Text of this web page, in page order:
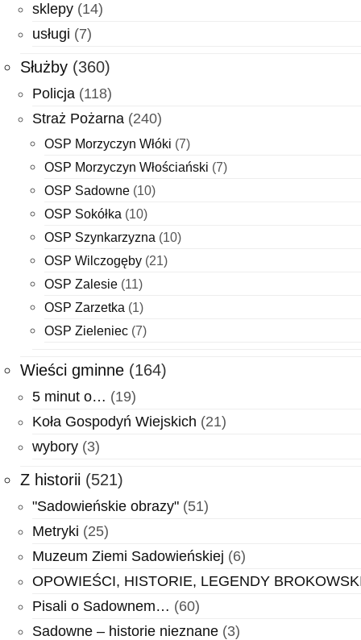
sklepy (14)
usługi (7)
Służby (360)
Policja (118)
Straż Pożarna (240)
OSP Morzyczyn Włóki (7)
OSP Morzyczyn Włościański (7)
OSP Sadowne (10)
OSP Sokółka (10)
OSP Szynkarzyzna (10)
OSP Wilczogęby (21)
OSP Zalesie (11)
OSP Zarzetka (1)
OSP Zieleniec (7)
Wieści gminne (164)
5 minut o… (19)
Koła Gospodyń Wiejskich (21)
wybory (3)
Z historii (521)
"Sadowieńskie obrazy" (51)
Metryki (25)
Muzeum Ziemi Sadowieńskiej (6)
OPOWIEŚCI, HISTORIE, LEGENDY
Pisali o Sadownem… (60)
Sadowne – historie nieznane (3)